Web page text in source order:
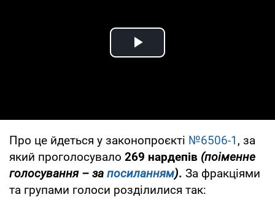
Play Video
Про це йдеться у законопроєкті №6506-1 , за
який проголосувало 269 нардепів (поіменне
голосування – за посиланням). За фракціями
та групами голоси розділилися так: